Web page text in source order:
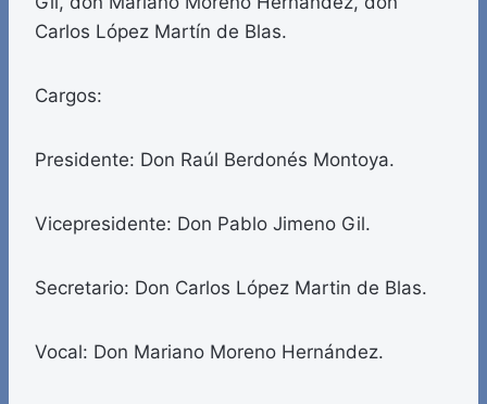
Carlos López Martín de Blas.
Cargos:
Presidente: Don Raúl Berdonés Montoya.
Vicepresidente: Don Pablo Jimeno Gil.
Secretario: Don Carlos López Martin de Blas.
Vocal: Don Mariano Moreno Hernández.